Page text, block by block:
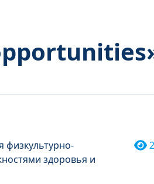
физкультурно-
здоровья и